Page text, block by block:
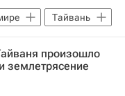
Тайвань
произошло
землетрясение